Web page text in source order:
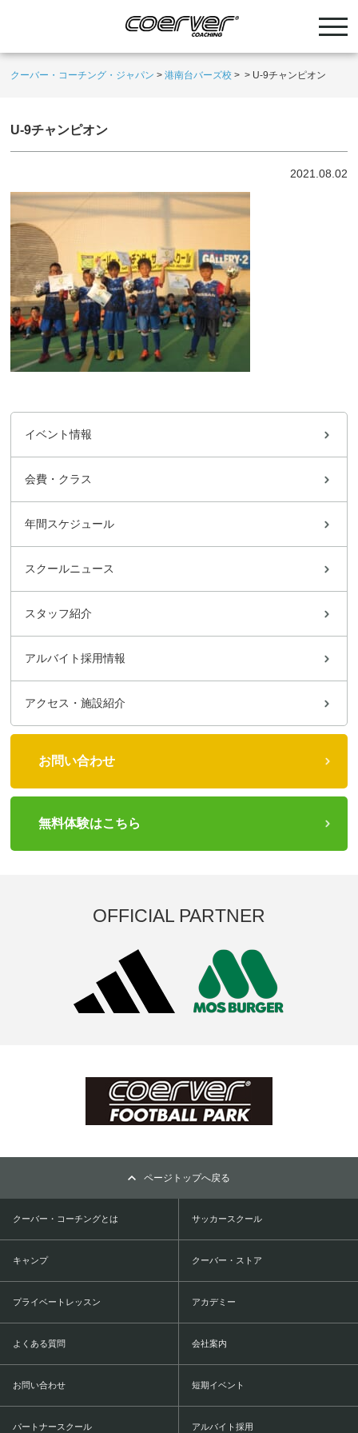
クーバー・コーチング・ジャパン >港南台バーズ校 > > U-9チャンピオン
U-9チャンピオン
2021.08.02
イベント情報
会費・クラス
年間スケジュール
スクールニュース
スタッフ紹介
アルバイト採用情報
アクセス・施設紹介
お問い合わせ
無料体験はこちら
OFFICIAL PARTNER
ページトップへ戻る
クーバー・コーチングとは サッカースクール
キャンプ クーバー・ストア
プライベートレッスン アカデミー
よくある質問 会社案内
お問い合わせ 短期イベント
パートナースクール アルバイト採用